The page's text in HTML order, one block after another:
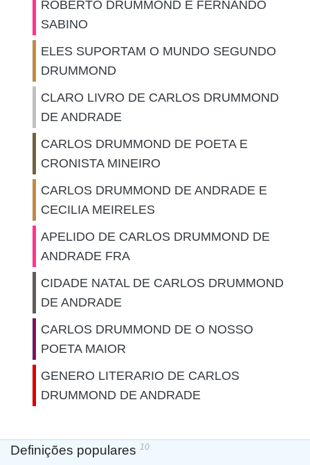
ROBERTO DRUMMOND E FERNANDO
SABINO
ELES SUPORTAM O MUNDO SEGUNDO
DRUMMOND
CLARO LIVRO DE CARLOS DRUMMOND
DE ANDRADE
CARLOS DRUMMOND DE POETA E
CRONISTA MINEIRO
CARLOS DRUMMOND DE ANDRADE E
CECILIA MEIRELES
APELIDO DE CARLOS DRUMMOND DE
ANDRADE FRA
CIDADE NATAL DE CARLOS DRUMMOND
DE ANDRADE
CARLOS DRUMMOND DE O NOSSO
POETA MAIOR
GENERO LITERARIO DE CARLOS
DRUMMOND DE ANDRADE
Definições populares 10